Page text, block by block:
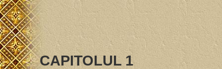
CAPITOLUL 1